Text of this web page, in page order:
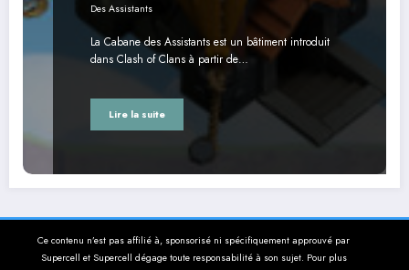
Des Assistants
La Cabane des Assistants est un bâtiment introduit
dans Clash of Clans à partir de…
Lire la suite
Ce contenu n’est pas affilié à, sponsorisé ni spécifiquement approuvé par
Supercell et Supercell dégage toute responsabilité à son sujet. Pour plus